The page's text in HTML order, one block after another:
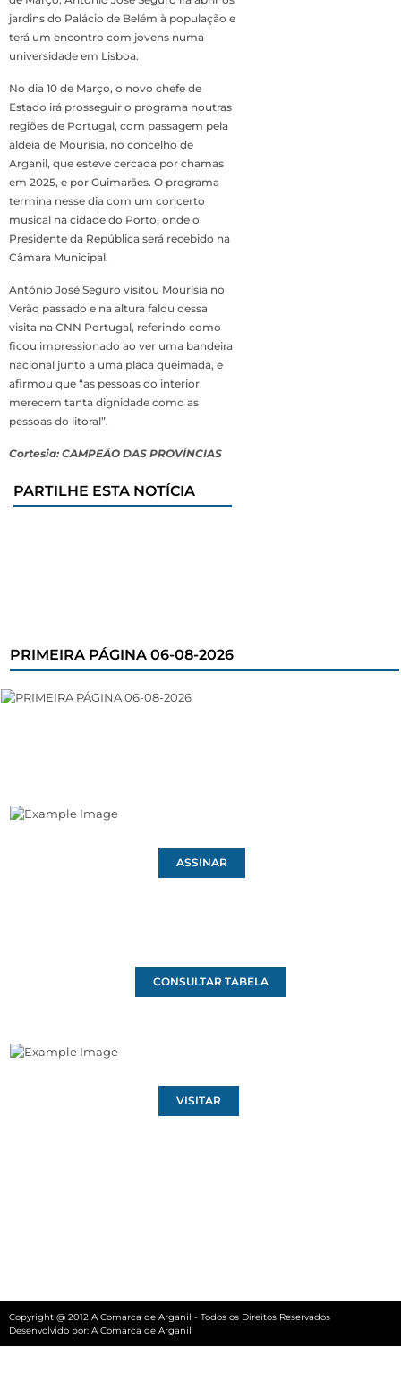
jardins do Palácio de Belém à população e
terá um encontro com jovens numa
universidade em Lisboa.
No dia 10 de Março, o novo chefe de
Estado irá prosseguir o programa noutras
regiões de Portugal, com passagem pela
aldeia de Mourísia, no concelho de
Arganil, que esteve cercada por chamas
em 2025, e por Guimarães. O programa
termina nesse dia com um concerto
musical na cidade do Porto, onde o
Presidente da República será recebido na
Câmara Municipal.
António José Seguro visitou Mourísia no
Verão passado e na altura falou dessa
visita na CNN Portugal, referindo como
ficou impressionado ao ver uma bandeira
nacional junto a uma placa queimada, e
afirmou que “as pessoas do interior
merecem tanta dignidade como as
pessoas do litoral”.
Cortesia: CAMPEÃO DAS PROVÍNCIAS
PARTILHE ESTA NOTÍCIA
PRIMEIRA PÁGINA 06-08-2026
ASSINAR
CONSULTAR TABELA
VISITAR
Copyright @ 2012 A Comarca de Arganil - Todos os Direitos Reservados
Desenvolvido por: A Comarca de Arganil